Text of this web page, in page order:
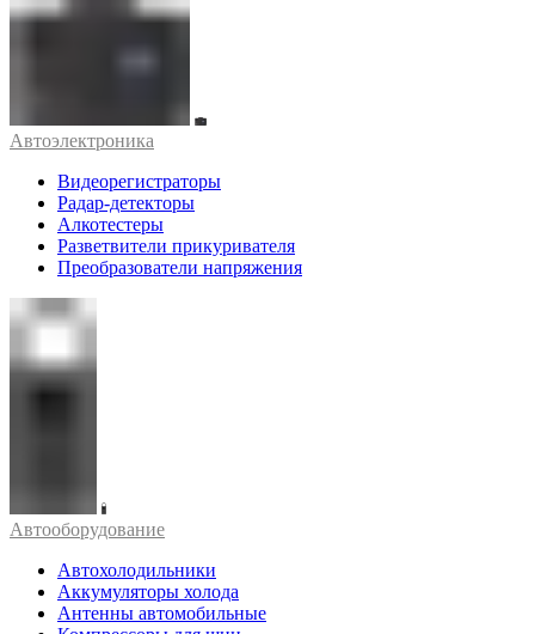
Автоэлектроника
Видеорегистраторы
Радар-детекторы
Алкотестеры
Разветвители прикуривателя
Преобразователи напряжения
Автооборудование
Автохолодильники
Аккумуляторы холода
Антенны автомобильные